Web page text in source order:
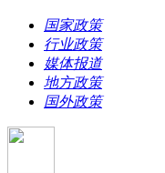
国家政策
行业政策
媒体报道
地方政策
国外政策